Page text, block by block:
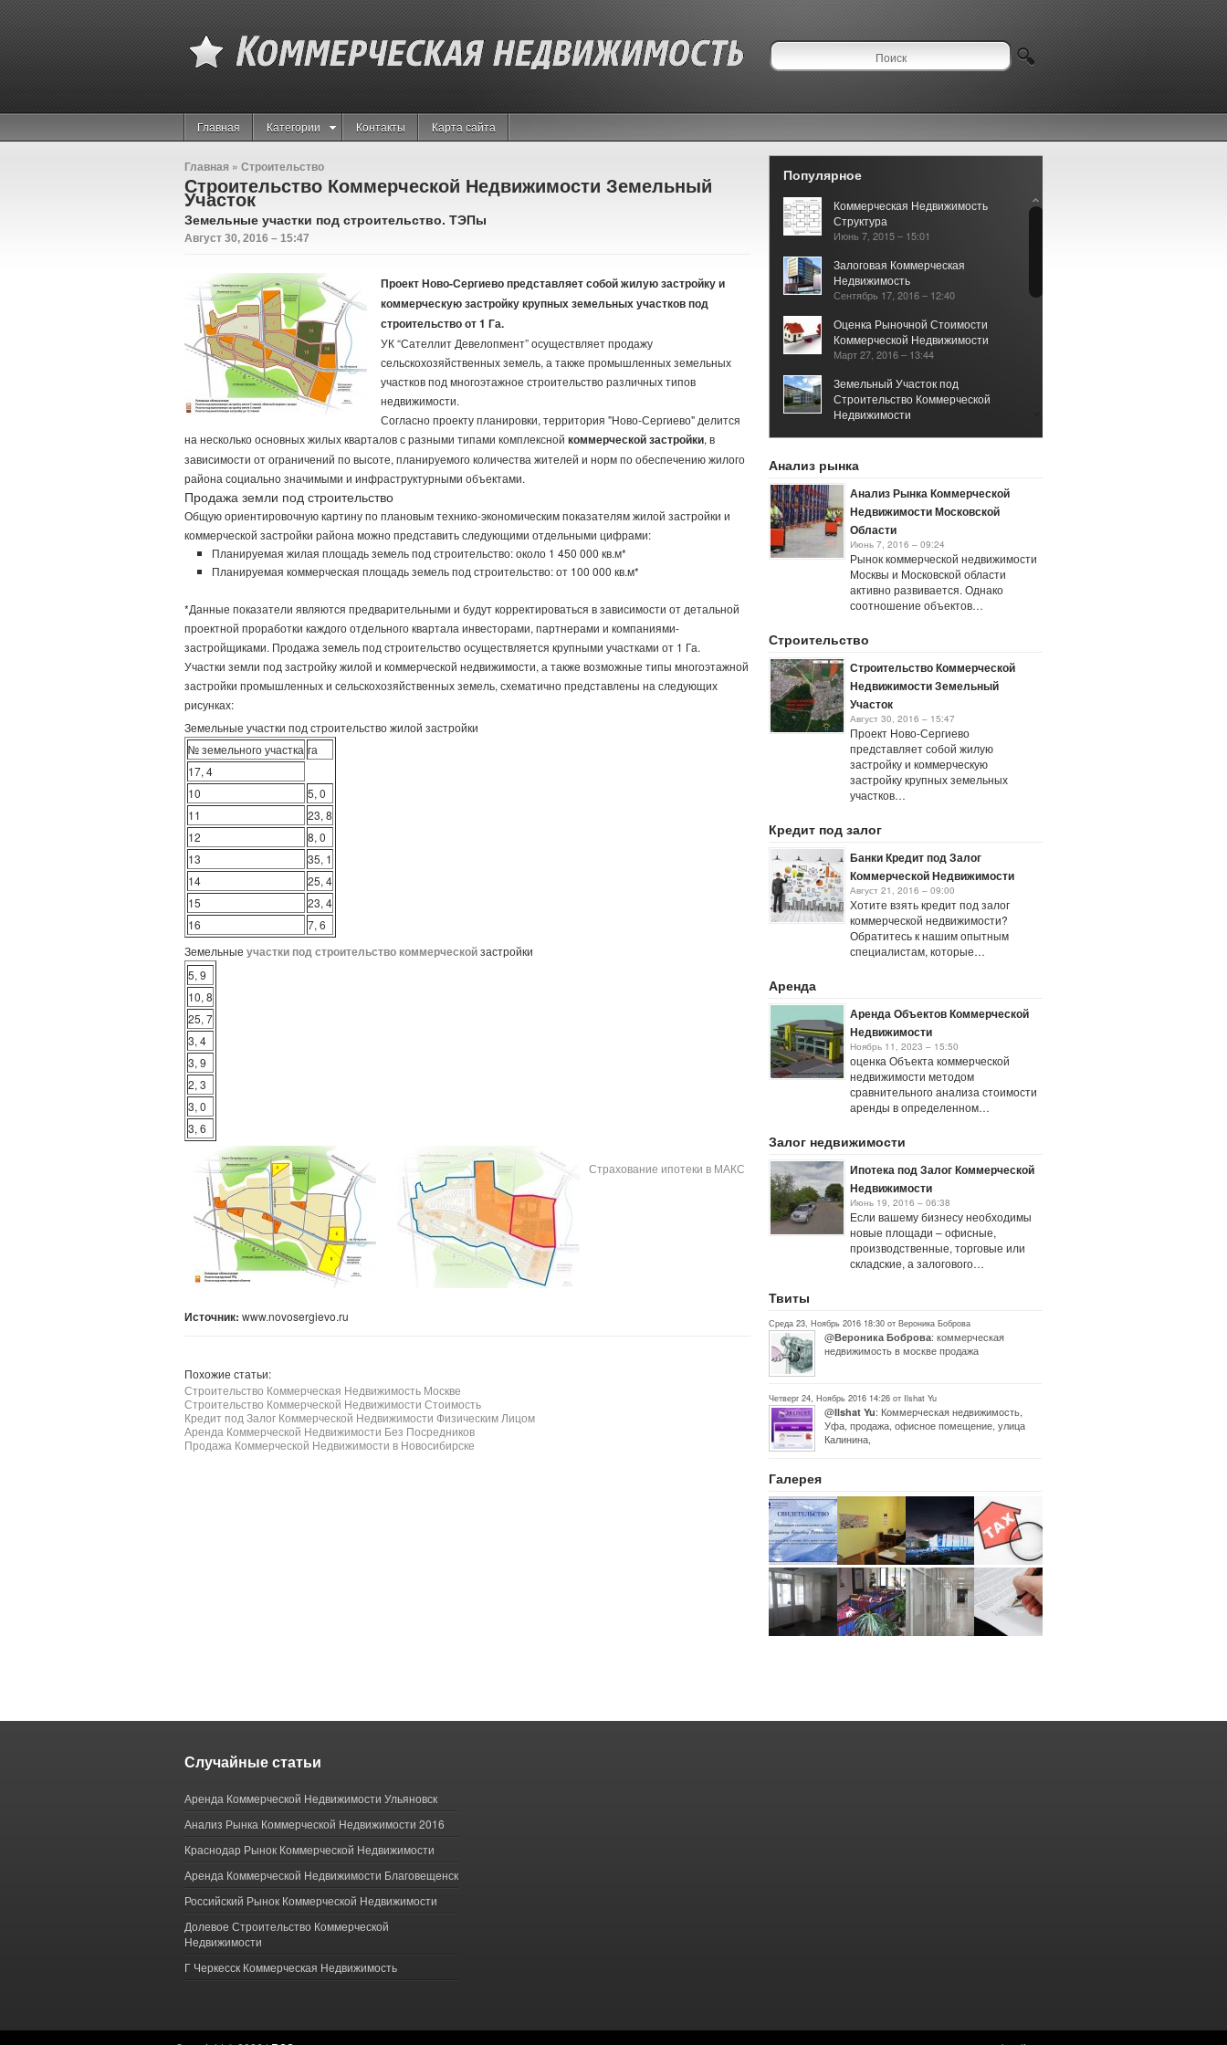
Главная Категории Контакты Карта сайта
Главная » Строительство
Строительство Коммерческой Недвижимости Земельный
Участок
Земельные участки под строительство. ТЭПы
Август 30, 2016 – 15:47
Проект Ново-Сергиево представляет собой жилую застройку и
коммерческую застройку крупных земельных участков под
строительство от 1 Га.
УК “Сателлит Девелопмент” осуществляет продажу
сельскохозяйственных земель, а также промышленных земельных
участков под многоэтажное строительство различных типов
недвижимости.
Согласно проекту планировки, территория "Ново-Сергиево" делится
на несколько основных жилых кварталов с разными типами комплексной коммерческой застройки, в
зависимости от ограничений по высоте, планируемого количества жителей и норм по обеспечению жилого
района социально значимыми и инфраструктурными объектами.
Продажа земли под строительство
Общую ориентировочную картину по плановым технико-экономическим показателям жилой застройки и
коммерческой застройки района можно представить следующими отдельными цифрами:
Планируемая жилая площадь земель под строительство: около 1 450 000 кв.м*
Планируемая коммерческая площадь земель под строительство: от 100 000 кв.м*
*Данные показатели являются предварительными и будут корректироваться в зависимости от детальной
проектной проработки каждого отдельного квартала инвесторами, партнерами и компаниями-
застройщиками. Продажа земель под строительство осуществляется крупными участками от 1 Га.
Участки земли под застройку жилой и коммерческой недвижимости, а также возможные типы многоэтажной
застройки промышленных и сельскохозяйственных земель, схематично представлены на следующих
рисунках:
Земельные участки под строительство жилой застройки
№ земельного участка га
17, 4
10
5, 0
11
23, 8
12
8, 0
13
35, 1
14
25, 4
15
23, 4
16
7, 6
Земельные участки под строительство коммерческойзастройки
5, 9
10, 8
25, 7
3, 4
3, 9
2, 3
3, 0
3, 6
Источник: www.novosergievo.ru
Страхование ипотеки в МАКС
Похожие статьи:
Строительство Коммерческая Недвижимость Москве
Строительство Коммерческой Недвижимости Стоимость
Кредит под Залог Коммерческой Недвижимости Физическим Лицом
Аренда Коммерческой Недвижимости Без Посредников
Продажа Коммерческой Недвижимости в Новосибирске
Популярное
Коммерческая Недвижимость
Структура
Июнь 7, 2015 – 15:01
Залоговая Коммерческая
Недвижимость
Сентябрь 17, 2016 – 12:40
Оценка Рыночной Стоимости
Коммерческой Недвижимости
Март 27, 2016 – 13:44
Земельный Участок под
Строительство Коммерческой
Недвижимости
Недвижимости 2017
Январь 25, 2021 – 05:40
Анализ рынка
Анализ Рынка Коммерческой
Недвижимости Московской
Области
Июнь 7, 2016 – 09:24
Рынок коммерческой недвижимости
Москвы и Московской области
активно развивается. Однако
соотношение объектов…
Строительство
Строительство Коммерческой
Недвижимости Земельный
Участок
Август 30, 2016 – 15:47
Проект Ново-Сергиево
представляет собой жилую
застройку и коммерческую
застройку крупных земельных
участков…
Кредит под залог
Банки Кредит под Залог
Коммерческой Недвижимости
Август 21, 2016 – 09:00
Хотите взять кредит под залог
коммерческой недвижимости?
Обратитесь к нашим опытным
специалистам, которые…
Аренда
Аренда Объектов Коммерческой
Недвижимости
Ноябрь 11, 2023 – 15:50
оценка Объекта коммерческой
недвижимости методом
сравнительного анализа стоимости
аренды в определенном…
Залог недвижимости
Ипотека под Залог Коммерческой
Недвижимости
Июнь 19, 2016 – 06:38
Если вашему бизнесу необходимы
новые площади – офисные,
производственные, торговые или
складские, а залогового…
Твиты
Среда 23, Ноябрь 2016 18:30 от Вероника Боброва
@Вероника Боброва: коммерческая
недвижимость в москве продажа
Четверг 24, Ноябрь 2016 14:26 от Ilshat Yu
@Ilshat Yu: Коммерческая недвижимость,
Уфа, продажа, офисное помещение, улица
Калинина,
Галерея
Случайные статьи
Аренда Коммерческой Недвижимости Ульяновск
Анализ Рынка Коммерческой Недвижимости 2016
Краснодар Рынок Коммерческой Недвижимости
Аренда Коммерческой Недвижимости Благовещенск
Российский Рынок Коммерческой Недвижимости
Долевое Строительство Коммерческой
Недвижимости
Г Черкесск Коммерческая Недвижимость